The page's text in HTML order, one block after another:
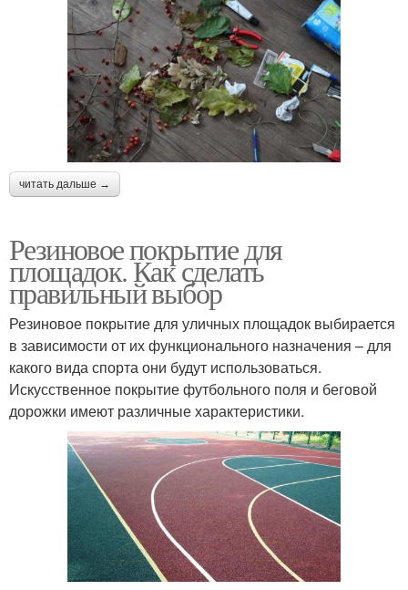
читать дальше →
Резиновое покрытие для
площадок. Как сделать
правильный выбор
Резиновое покрытие для уличных площадок выбирается
в зависимости от их функционального назначения – для
какого вида спорта они будут использоваться.
Искусственное покрытие футбольного поля и беговой
дорожки имеют различные характеристики.